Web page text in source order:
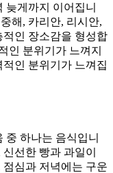
늦게까지 이어집니
해, 카리안, 리시안,
인 장소감을 형성합
인 분위기가 느껴지
인 분위기가 느껴집
중 하나는 음식입니
선한 빵과 과일이
심과 저녁에는 구운